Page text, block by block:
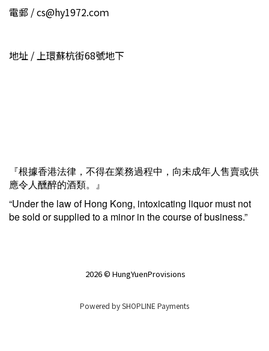
電郵 / cs@hy1972.coｍ
地址 / 上環蘇杭街68號地下
『根據香港法律，不得在業務過程中，向未成年人售賣或供
應令人醺醉的酒類。』
“Under the law of Hong Kong, intoxicating liquor must not
be sold or supplied to a minor in the course of business.”
2026 © HungYuenProvisions
Powered bySHOPLINE Payments